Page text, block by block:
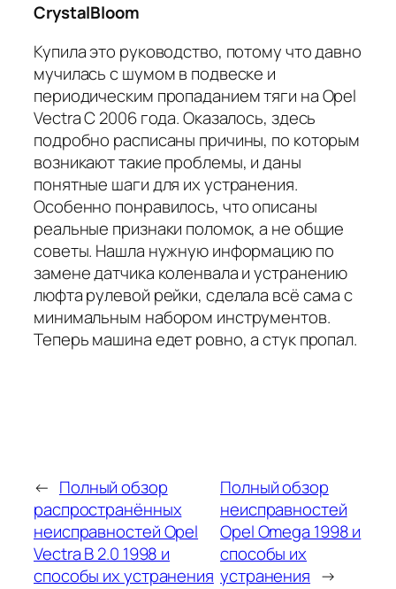
CrystalBloom
Купила это руководство, потому что давно
мучилась с шумом в подвеске и
периодическим пропаданием тяги на Opel
Vectra C 2006 года. Оказалось, здесь
подробно расписаны причины, по которым
возникают такие проблемы, и даны
понятные шаги для их устранения.
Особенно понравилось, что описаны
реальные признаки поломок, а не общие
советы. Нашла нужную информацию по
замене датчика коленвала и устранению
люфта рулевой рейки, сделала всё сама с
минимальным набором инструментов.
Теперь машина едет ровно, а стук пропал.
← Полный обзор
распространённых
неисправностей Opel
Vectra B 2.0 1998 и
способы их устранения
Полный обзор
неисправностей
Opel Omega 1998 и
способы их
устранения →